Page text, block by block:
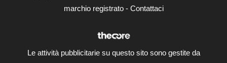
marchio registrato - Contattaci
Le attività pubblicitarie su questo sito sono gestite da